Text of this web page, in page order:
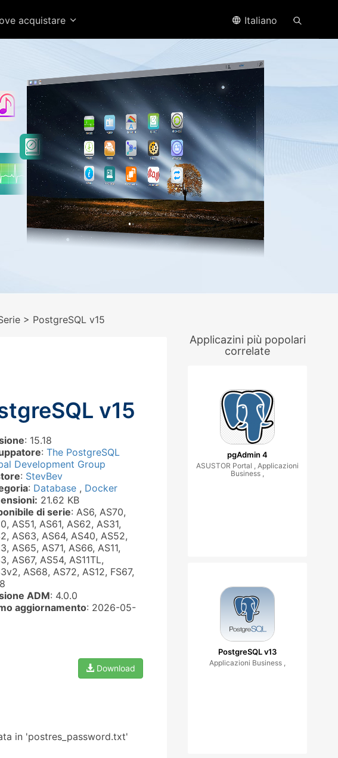
acquistare Italiano
> PostgreSQL v15
v15
: 15.18
: The PostgreSQL
Development Group
: StevBev
: Database , Docker
21.62 KB
di serie: AS6, AS70,
AS51, AS61, AS62, AS31,
AS63, AS64, AS40, AS52,
AS65, AS71, AS66, AS11,
AS67, AS54, AS11TL,
AS68, AS72, AS12, FS67,
ADM: 4.0.0
aggiornamento: 2026-05-
Download
in 'postres_password.txt'
Applicazini più popolari
correlate
pgAdmin 4
ASUSTOR Portal , Applicazioni
Business ,
PostgreSQL v13
Applicazioni Business ,